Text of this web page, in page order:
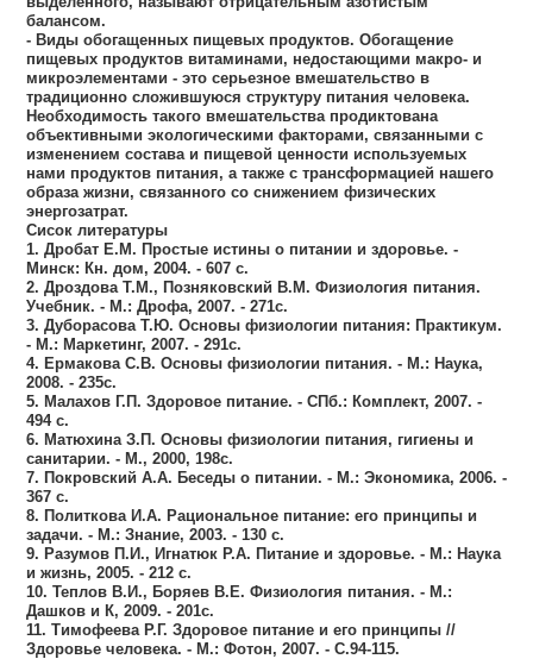
балансом.
- Виды обогащенных пищевых продуктов. Обогащение
пищевых продуктов витаминами, недостающими макро- и
микроэлементами - это серьезное вмешательство в
традиционно сложившуюся структуру питания человека.
Необходимость такого вмешательства продиктована
объективными экологическими факторами, связанными с
изменением состава и пищевой ценности используемых
нами продуктов питания, а также с трансформацией нашего
образа жизни, связанного со снижением физических
энергозатрат.
Сисок литературы
1. Дробат Е.М. Простые истины о питании и здоровье. -
Минск: Кн. дом, 2004. - 607 с.
2. Дроздова Т.М., Позняковский В.М. Физиология питания.
Учебник. - М.: Дрофа, 2007. - 271с.
3. Дуборасова Т.Ю. Основы физиологии питания: Практикум.
- М.: Маркетинг, 2007. - 291с.
4. Ермакова С.В. Основы физиологии питания. - М.: Наука,
2008. - 235с.
5. Малахов Г.П. Здоровое питание. - СПб.: Комплект, 2007. -
494 с.
6. Матюхина З.П. Основы физиологии питания, гигиены и
санитарии. - М., 2000, 198с.
7. Покровский А.А. Беседы о питании. - М.: Экономика, 2006. -
367 с.
8. Политкова И.А. Рациональное питание: его принципы и
задачи. - М.: Знание, 2003. - 130 с.
9. Разумов П.И., Игнатюк Р.А. Питание и здоровье. - М.: Наука
и жизнь, 2005. - 212 с.
10. Теплов В.И., Боряев В.Е. Физиология питания. - М.:
Дашков и К, 2009. - 201с.
11. Тимофеева Р.Г. Здоровое питание и его принципы //
Здоровье человека. - М.: Фотон, 2007. - С.94-115.